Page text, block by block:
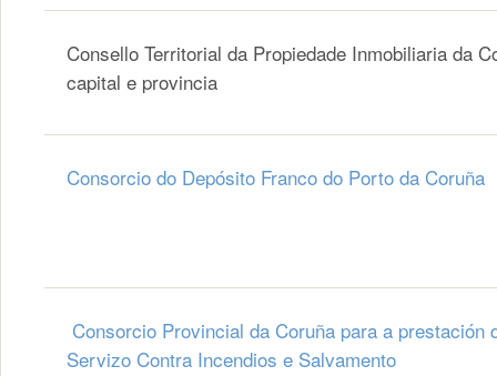
Consello Territorial da Propiedade Inmobiliaria da
capital e provincia
Consorcio do Depósito Franco do Porto da Coruña
Consorcio Provincial da Coruña para a prestación
Servizo Contra Incendios e Salvamento